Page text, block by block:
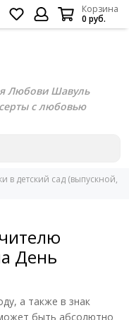
Любови Шавуль
с любовью
Корзина
0 руб.
в детский сад (выпускной,
День
а также в знак
быть абсолютно